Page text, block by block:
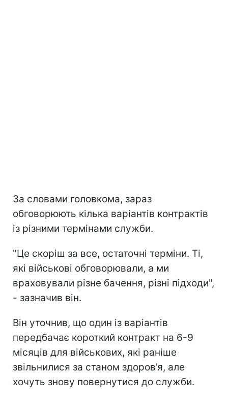
За словами головкома, зараз
обговорюють кілька варіантів контрактів
із різними термінами служби.
"Це скоріш за все, остаточні терміни. Ті,
які військові обговорювали, а ми
враховували різне бачення, різні підходи",
- зазначив він.
Він уточнив, що один із варіантів
передбачає короткий контракт на 6-9
місяців для військових, які раніше
звільнилися за станом здоров’я, але
хочуть знову повернутися до служби.